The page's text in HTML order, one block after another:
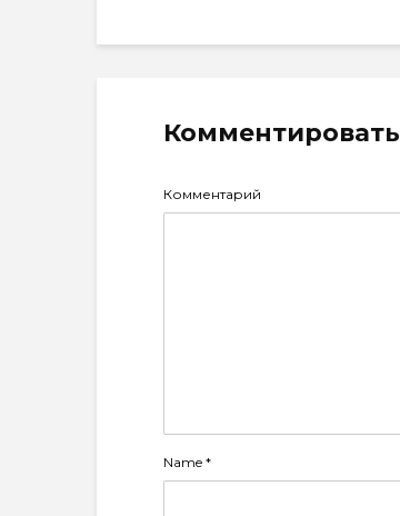
Комментировать
Комментарий
Name *